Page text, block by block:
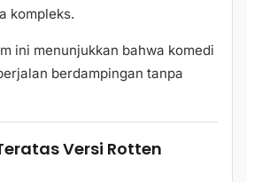
kompleks.
ini menunjukkan bahwa komedi
berdampingan tanpa
Versi Rotten